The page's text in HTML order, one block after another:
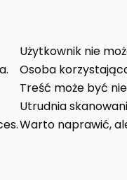
Użytkownik nie
Osoba
Treść może być
Utrudnia
Warto naprawić,